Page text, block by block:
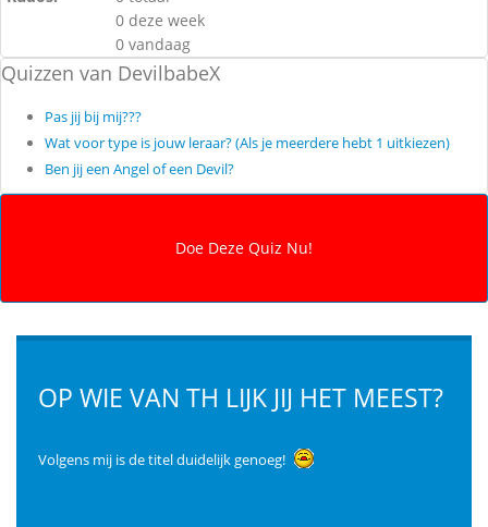
0 deze week
0 vandaag
Quizzen van DevilbabeX
Pas jij bij mij???
Wat voor type is jouw leraar? (Als je meerdere hebt 1 uitkiezen)
Ben jij een Angel of een Devil?
OP WIE VAN TH LIJK JIJ HET MEEST?
Volgens mij is de titel duidelijk genoeg!